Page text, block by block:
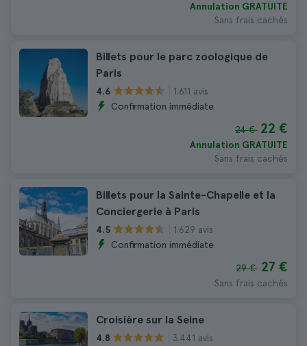
Annulation GRATUITE
Sans frais cachés
Billets pour le parc zoologique de
Paris
4.6
1.611 avis
Confirmation immédiate
24 € 22 €
Annulation GRATUITE
Sans frais cachés
Billets pour la Sainte-Chapelle et la
Conciergerie à Paris
4.5
1.629 avis
Confirmation immédiate
29 € 27 €
Sans frais cachés
Croisière sur la Seine
4.8 3.441 avis